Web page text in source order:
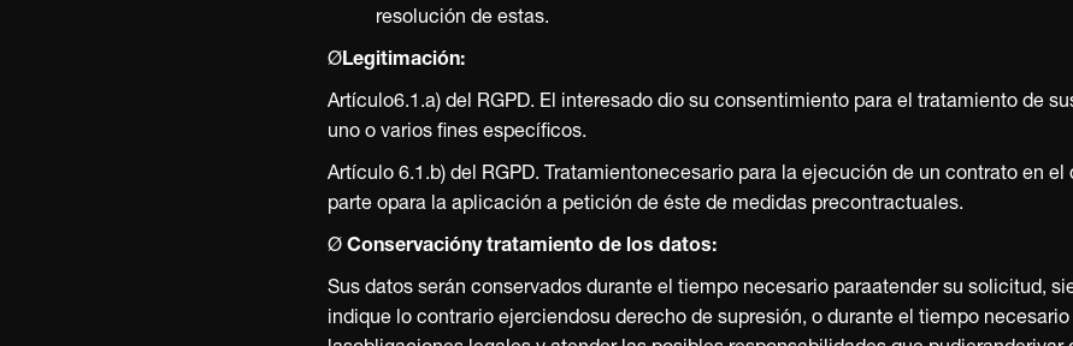
resolución de estas.
ØLegitimación:
Artículo6.1.a) del RGPD. El interesado dio su consentimiento para el tratamiento de
uno o varios fines específicos.
Artículo 6.1.b) del RGPD. Tratamientonecesario para la ejecución de un contrato en el
parte opara la aplicación a petición de éste de medidas precontractuales.
Ø Conservacióny tratamiento de los datos:
Sus datos serán conservados durante el tiempo necesario paraatender su solicitud,
indique lo contrario ejerciendosu derecho de supresión, o durante el tiempo